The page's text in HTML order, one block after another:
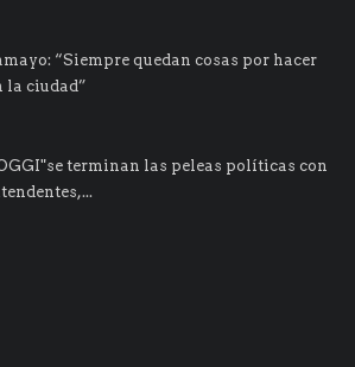
“Siempre quedan cosas por hacer
la ciudad”
terminan las peleas políticas con